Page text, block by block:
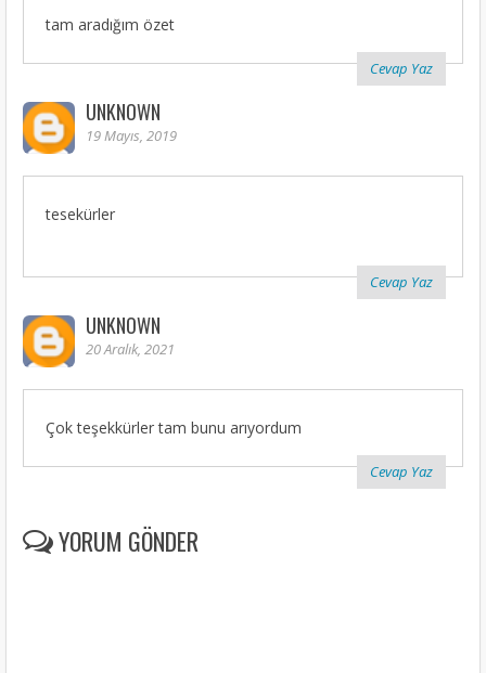
tam aradığım özet
Cevap Yaz
UNKNOWN
19 Mayıs, 2019
tesekürler
Cevap Yaz
UNKNOWN
20 Aralık, 2021
Çok teşekkürler tam bunu arıyordum
Cevap Yaz
YORUM GÖNDER